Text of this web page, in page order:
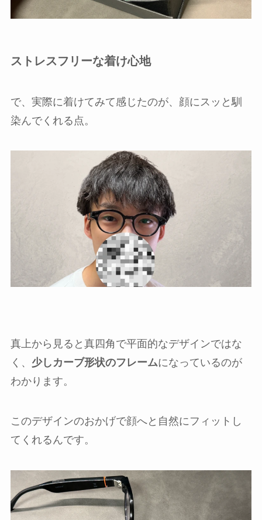
ストレスフリーな着け心地
で、実際に着けてみて感じたのが、顔にスッと馴
染んでくれる点。
真上から見ると真四角で平面的なデザインではな
く、 少しカーブ形状のフレームになっているのが
わかります。
このデザインのおかげで顔へと自然にフィットし
てくれるんです。